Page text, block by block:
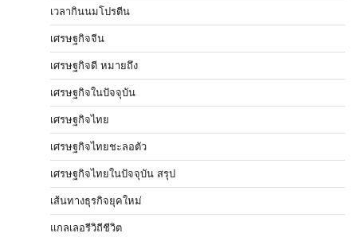
เวลากินนมโปรตีน
เศรษฐกิจจีน
เศรษฐกิจดี หมายถึง
เศรษฐกิจในปัจจุบัน
เศรษฐกิจไทย
เศรษฐกิจไทยชะลอตัว
เศรษฐกิจไทยในปัจจุบัน สรุป
เส้นทางธุรกิจยุคใหม่
แกลเลอรีวิถีชีวิต